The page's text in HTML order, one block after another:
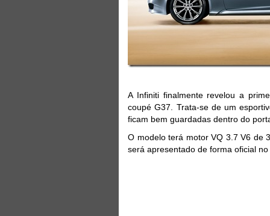
A Infiniti finalmente revelou a
coupé G37. Trata-se de um
ficam bem guardadas dentro do
O modelo terá motor VQ 3.7 V6 de
será apresentado de forma oficial